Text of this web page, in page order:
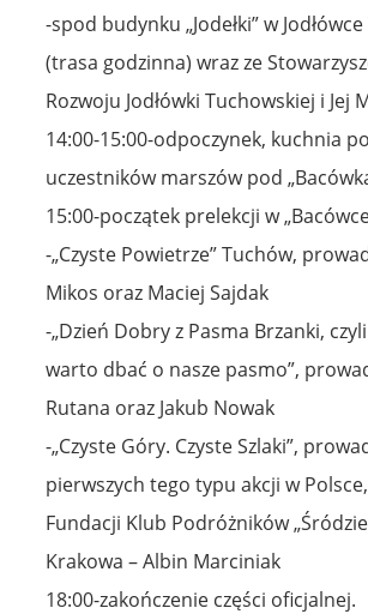
-spod budynku „Jodełki” w
(trasa godzinna) wraz ze
Rozwoju Jodłówki Tuchowskiej i Jej
14:00-15:00-odpoczynek, kuchnia
uczestników marszów pod
15:00-początek prelekcji w
-„Czyste Powietrze” Tuchów,
Mikos oraz Maciej Sajdak
-„Dzień Dobry z Pasma Brzanki,
warto dbać o nasze pasmo”,
Rutana oraz Jakub Nowak
-„Czyste Góry. Czyste Szlaki”,
pierwszych tego typu akcji w
Fundacji Klub Podróżników
Krakowa – Albin Marciniak
18:00-zakończenie części oficjalnej.